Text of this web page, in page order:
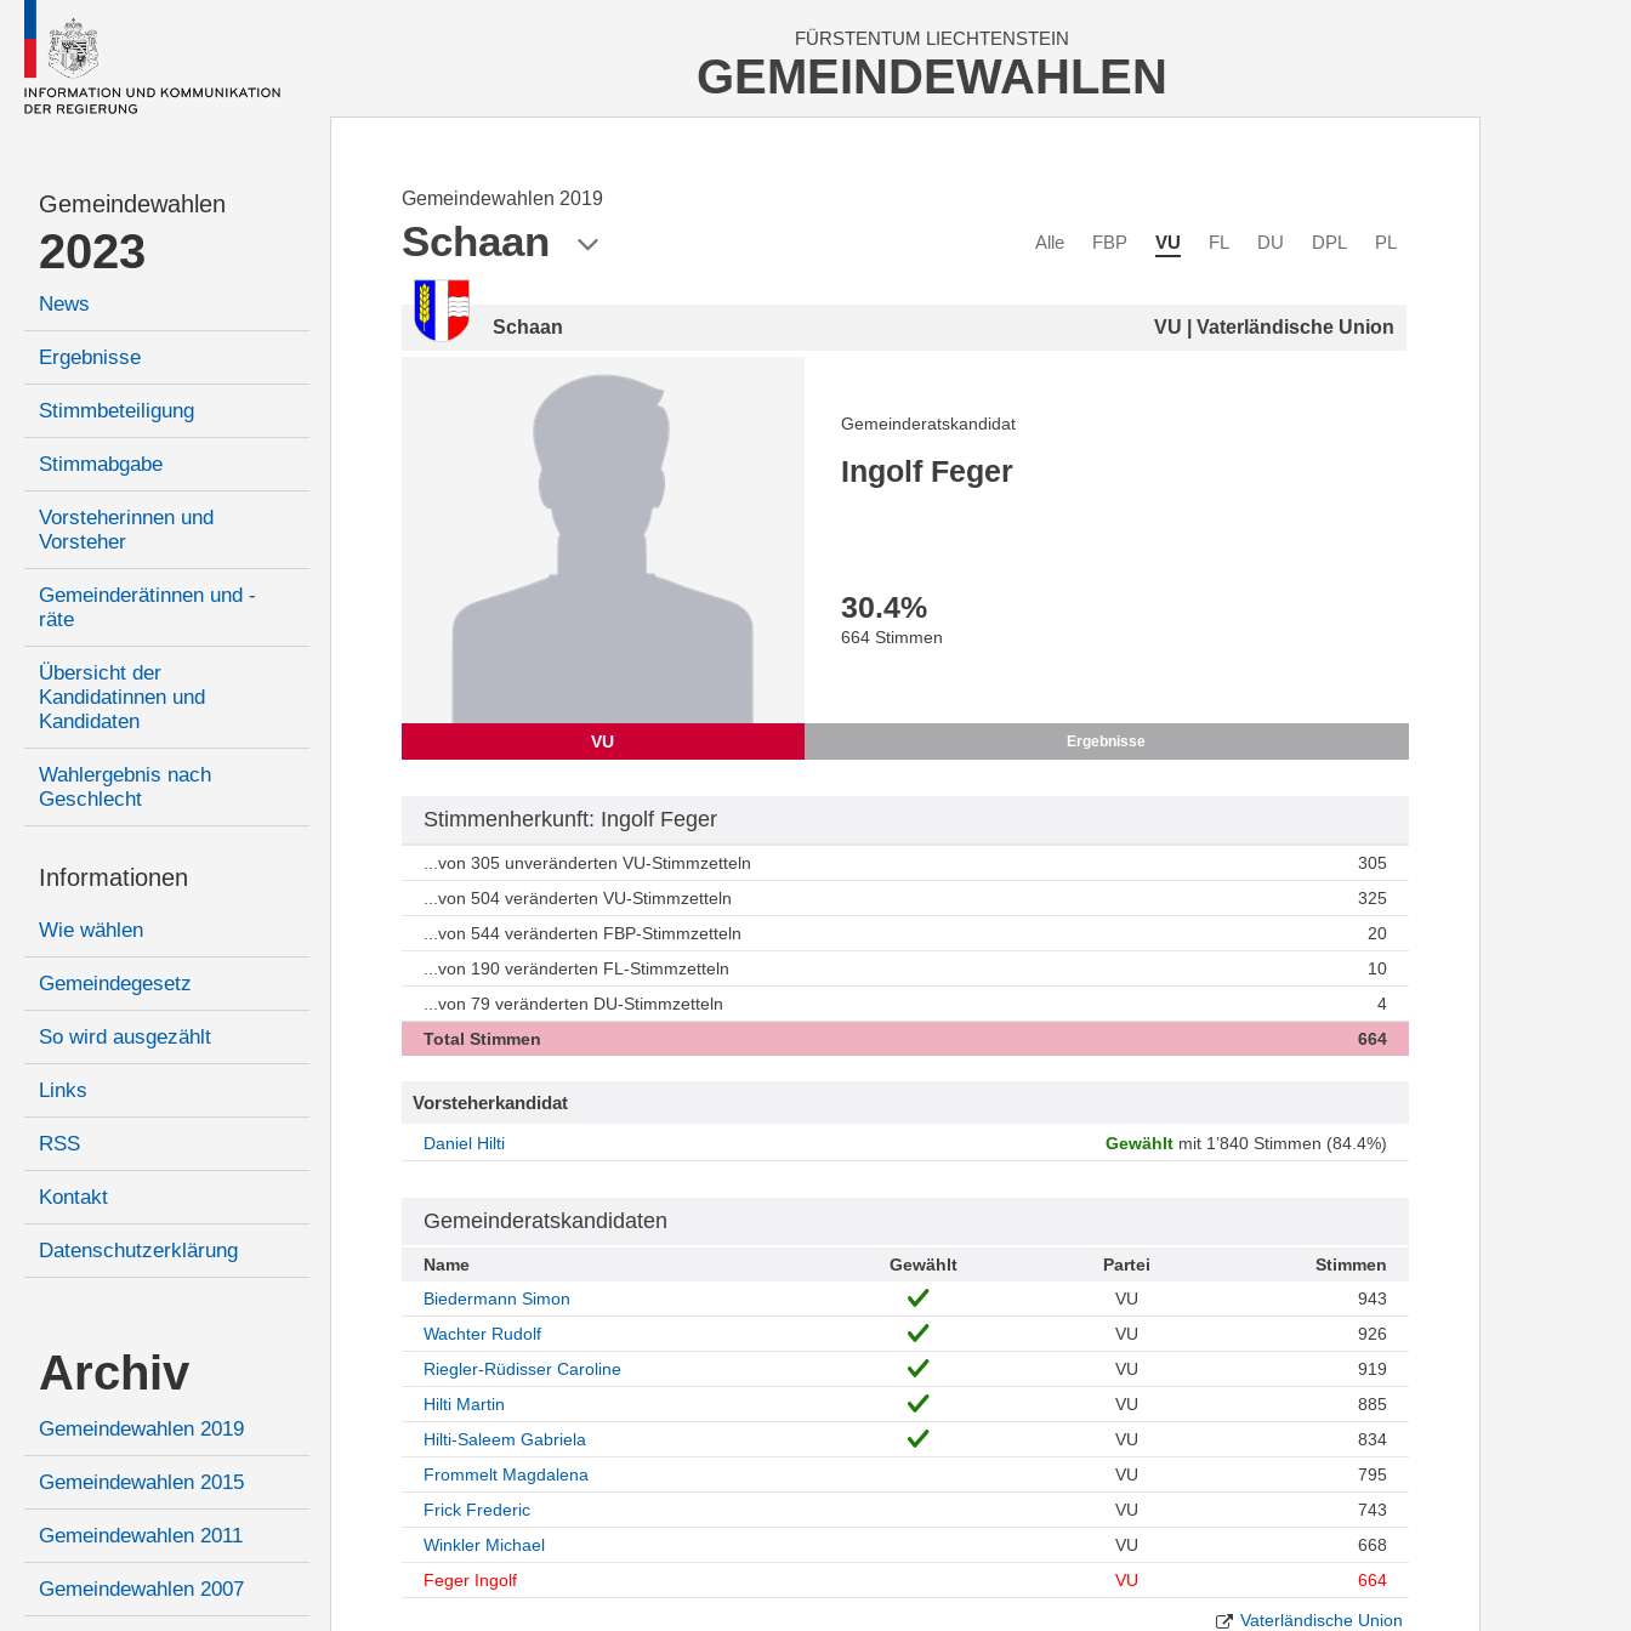
FÜRSTENTUM LIECHTENSTEIN
GEMEINDEWAHLEN
Gemeindewahlen
2023
News
Ergebnisse
Stimmbeteiligung
Stimmabgabe
Vorsteherinnen und
Vorsteher
Gemeinderätinnen und -
räte
Übersicht der
Kandidatinnen und
Kandidaten
Wahlergebnis nach
Geschlecht
Informationen
Wie wählen
Gemeindegesetz
So wird ausgezählt
Links
RSS
Kontakt
Datenschutzerklärung
Archiv
Gemeindewahlen 2019
Gemeindewahlen 2015
Gemeindewahlen 2011
Gemeindewahlen 2007
Gemeindewahlen 2019
Schaan Alle FBP VU FL DU DPL PL
Schaan VU | Vaterländische Union
VU
Gemeinderatskandidat
Ingolf Feger
30.4%
664 Stimmen
Ergebnisse
Stimmenherkunft: Ingolf Feger
...von 305 unveränderten VU-Stimmzetteln
305
...von 504 veränderten VU-Stimmzetteln
325
...von 544 veränderten FBP-Stimmzetteln
20
...von 190 veränderten FL-Stimmzetteln
10
...von 79 veränderten DU-Stimmzetteln
4
Total Stimmen
664
Vorsteherkandidat
Daniel Hilti Gewähltmit 1’840 Stimmen (84.4%)
Gemeinderatskandidaten
Name Gewählt Partei
Stimmen
Biedermann Simon
VU
943
Wachter Rudolf
VU
926
Riegler-Rüdisser Caroline
VU
919
Hilti Martin
VU
885
Hilti-Saleem Gabriela
VU
834
Frommelt Magdalena
VU
795
Frick Frederic
VU
743
Winkler Michael
VU
668
Feger Ingolf
VU 664
Vaterländische Union